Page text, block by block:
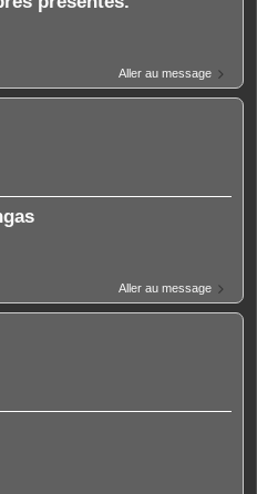
Aller au message
Aller au message